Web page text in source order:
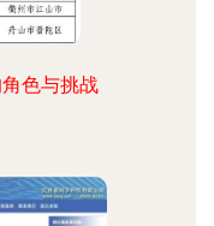
色与挑战